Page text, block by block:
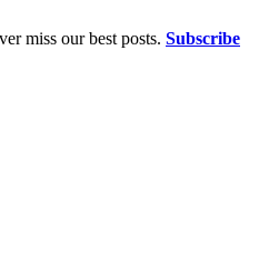
miss our best posts. Subscribe